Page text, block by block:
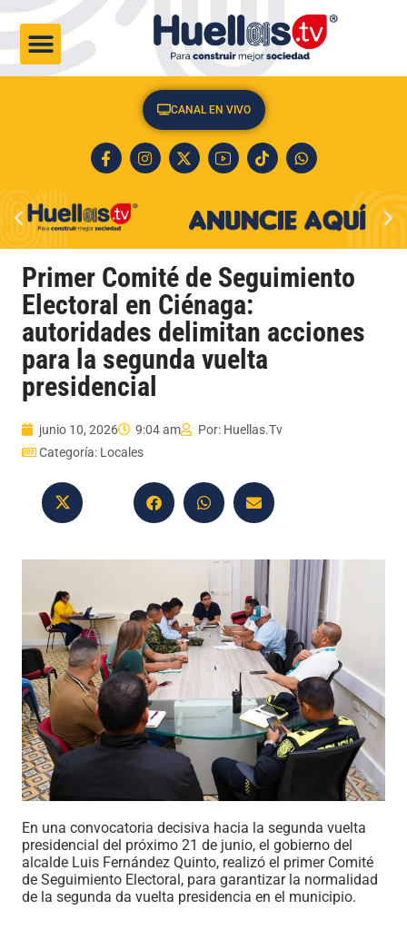
CANAL EN VIVO
Primer Comité de Seguimiento
Electoral en Ciénaga:
autoridades delimitan acciones
para la segunda vuelta
presidencial
junio 10, 2026 9:04 am Por: Huellas.Tv
Categoría: Locales
En una convocatoria decisiva hacia la segunda vuelta
presidencial del próximo 21 de junio, el gobierno del
alcalde Luis Fernández Quinto, realizó el primer Comité
de Seguimiento Electoral, para garantizar la normalidad
de la segunda da vuelta presidencia en el municipio.